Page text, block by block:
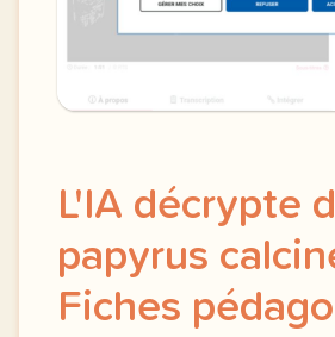
L'IA décrypte
papyrus
Fiches